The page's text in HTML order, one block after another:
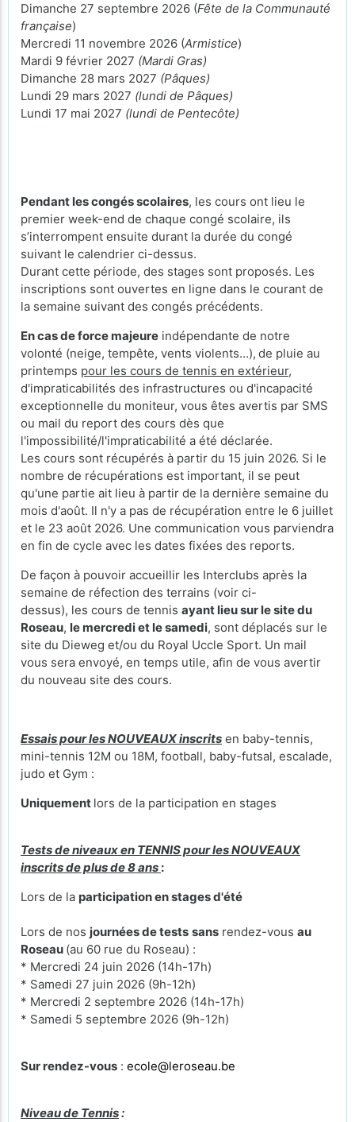
Dimanche 27 septembre 2026 (Fête de la Communauté
française)
Mercredi 11 novembre 2026 (Armistice)
Mardi 9 février 2027 (Mardi Gras)
Dimanche 28 mars 2027 (Pâques)
Lundi 29 mars 2027 (lundi de Pâques)
Lundi 17 mai 2027 (lundi de Pentecôte)
Pendant les congés scolaires, les cours ont lieu le
premier week-end de chaque congé scolaire, ils
s’interrompent ensuite durant la durée du congé
suivant le calendrier ci-dessus.
Durant cette période, des stages sont proposés. Les
inscriptions sont ouvertes en ligne dans le courant de
la semaine suivant des congés précédents.
En cas de force majeure indépendante de notre
volonté (neige, tempête, vents violents...), de pluie au
printemps pour les cours de tennis en extérieur,
d'impraticabilités des infrastructures ou d'incapacité
exceptionnelle du moniteur, vous êtes avertis par SMS
ou mail du report des cours dès que
l'impossibilité/l'impraticabilité a été déclarée.
Les cours sont récupérés à partir du 15 juin 2026. Si le
nombre de récupérations est important, il se peut
qu'une partie ait lieu à partir de la dernière semaine du
mois d'août. Il n'y a pas de récupération entre le 6 juillet
et le 23 août 2026. Une communication vous parviendra
en fin de cycle avec les dates fixées des reports.
De façon à pouvoir accueillir les Interclubs après la
semaine de réfection des terrains (voir ci-
dessus), les cours de tennis ayant lieu sur le site du
Roseau, le mercredi et le samedi, sont déplacés sur le
site du Dieweg et/ou du Royal Uccle Sport. Un mail
vous sera envoyé, en temps utile, afin de vous avertir
du nouveau site des cours.
Essais pour les NOUVEAUX inscrits en baby-tennis,
mini-tennis 12M ou 18M, football, baby-futsal, escalade,
judo et Gym :
Uniquement lors de la participation en stages
Tests de niveaux en TENNIS pour les NOUVEAUX
inscrits de plus de 8 ans :
Lors de la participation en stages d'été
Lors de nos journées de tests sans rendez-vous au
Roseau (au 60 rue du Roseau) :
* Mercredi 24 juin 2026 (14h-17h)
* Samedi 27 juin 2026 (9h-12h)
* Mercredi 2 septembre 2026 (14h-17h)
* Samedi 5 septembre 2026 (9h-12h)
Sur rendez-vous : ecole@leroseau.be
Niveau de Tennis: